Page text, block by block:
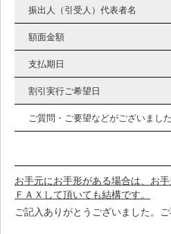
振出人（引受人）代表者名
額面金額
支払期日
割引実行ご希望日
ご質問・ご要望などがございまし
お手元にお手形がある場合は、お
ＦＡＸして頂いても結構です。
ご記入ありがとうございました。